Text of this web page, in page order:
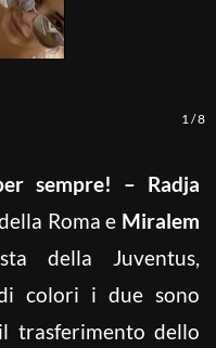
1 /8
sempre! – Radja
Roma e Miralem
della Juventus,
colori i due sono
trasferimento dello